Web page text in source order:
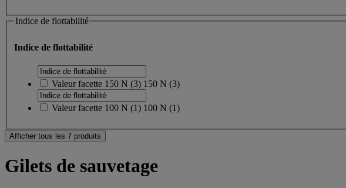
Indice de flottabilité
Indice de flottabilité
Valeur facette 150 N (3) 150 N (3)
Valeur facette 100 N (1) 100 N (1)
Afficher tous les 7 produits
Gilets de sauvetage